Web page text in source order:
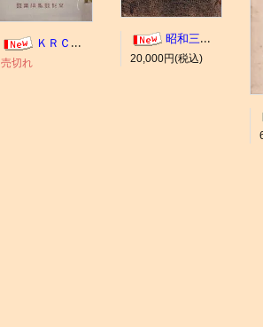
ＫＲＣ ＡＬＢＵＭ（京都競馬場写真帖）
売切れ
昭和三年十一月 御大典記念
20,000円(税込)